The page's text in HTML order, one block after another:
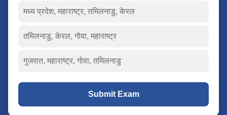
मध्य प्रदेश, महाराष्ट्र, तमिलनाडु, केरल
तमिलनाडु, केरल, गोवा, महाराष्ट्र
गुजरात, महाराष्ट्र, गोवा, तमिलनाडु
Submit Exam